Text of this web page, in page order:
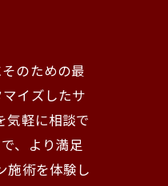
のための最
イズしたサ
気軽に相談で
、より満足
施術を体験し